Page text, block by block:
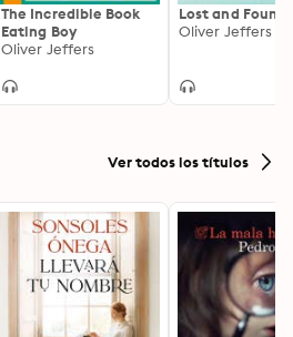
The Incredible Book
Eating Boy
Oliver Jeffers
Lost and Found
Oliver Jeffers
Ver todos los títulos